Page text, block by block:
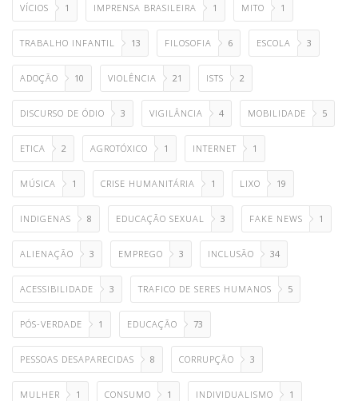
VÍCIOS 1 IMPRENSA BRASILEIRA 1 MITO 1
TRABALHO INFANTIL 13 FILOSOFIA 6 ESCOLA 3
ADOÇÃO 10 VIOLÊNCIA 21 ISTS 2
DISCURSO DE ÓDIO 3 VIGILÂNCIA 4 MOBILIDADE 5
ETICA 2 AGROTÓXICO 1 INTERNET 1
MÚSICA 1 CRISE HUMANITÁRIA 1 LIXO 19
INDIGENAS 8 EDUCAÇÃO SEXUAL 3 FAKE NEWS 1
ALIENAÇÃO 3 EMPREGO 3 INCLUSÃO 34
ACESSIBILIDADE 3 TRAFICO DE SERES HUMANOS 5
PÓS-VERDADE 1 EDUCAÇÃO 73
PESSOAS DESAPARECIDAS 8 CORRUPÇÃO 3
MULHER 1 CONSUMO 1 INDIVIDUALISMO 1